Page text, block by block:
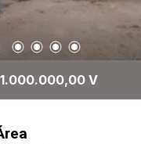
Potencial
que atendam
Entre em contato
seu próximo
V